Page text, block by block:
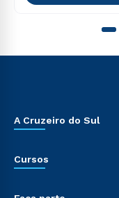
A Cruzeiro do Sul
Cursos